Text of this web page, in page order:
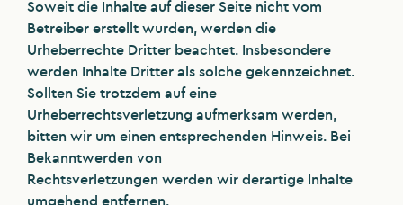
Soweit die Inhalte auf dieser Seite nicht vom
Betreiber erstellt wurden, werden die
Urheberrechte Dritter beachtet. Insbesondere
werden Inhalte Dritter als solche gekennzeichnet.
Sollten Sie trotzdem auf eine
Urheberrechtsverletzung aufmerksam werden,
bitten wir um einen entsprechenden Hinweis. Bei
Bekanntwerden von
Rechtsverletzungen werden wir derartige Inhalte
umgehend entfernen.